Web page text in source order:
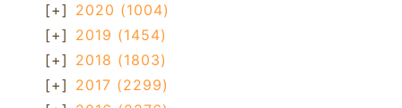
[+] 2020 (1004)
[+] 2019 (1454)
[+] 2018 (1803)
[+] 2017 (2299)